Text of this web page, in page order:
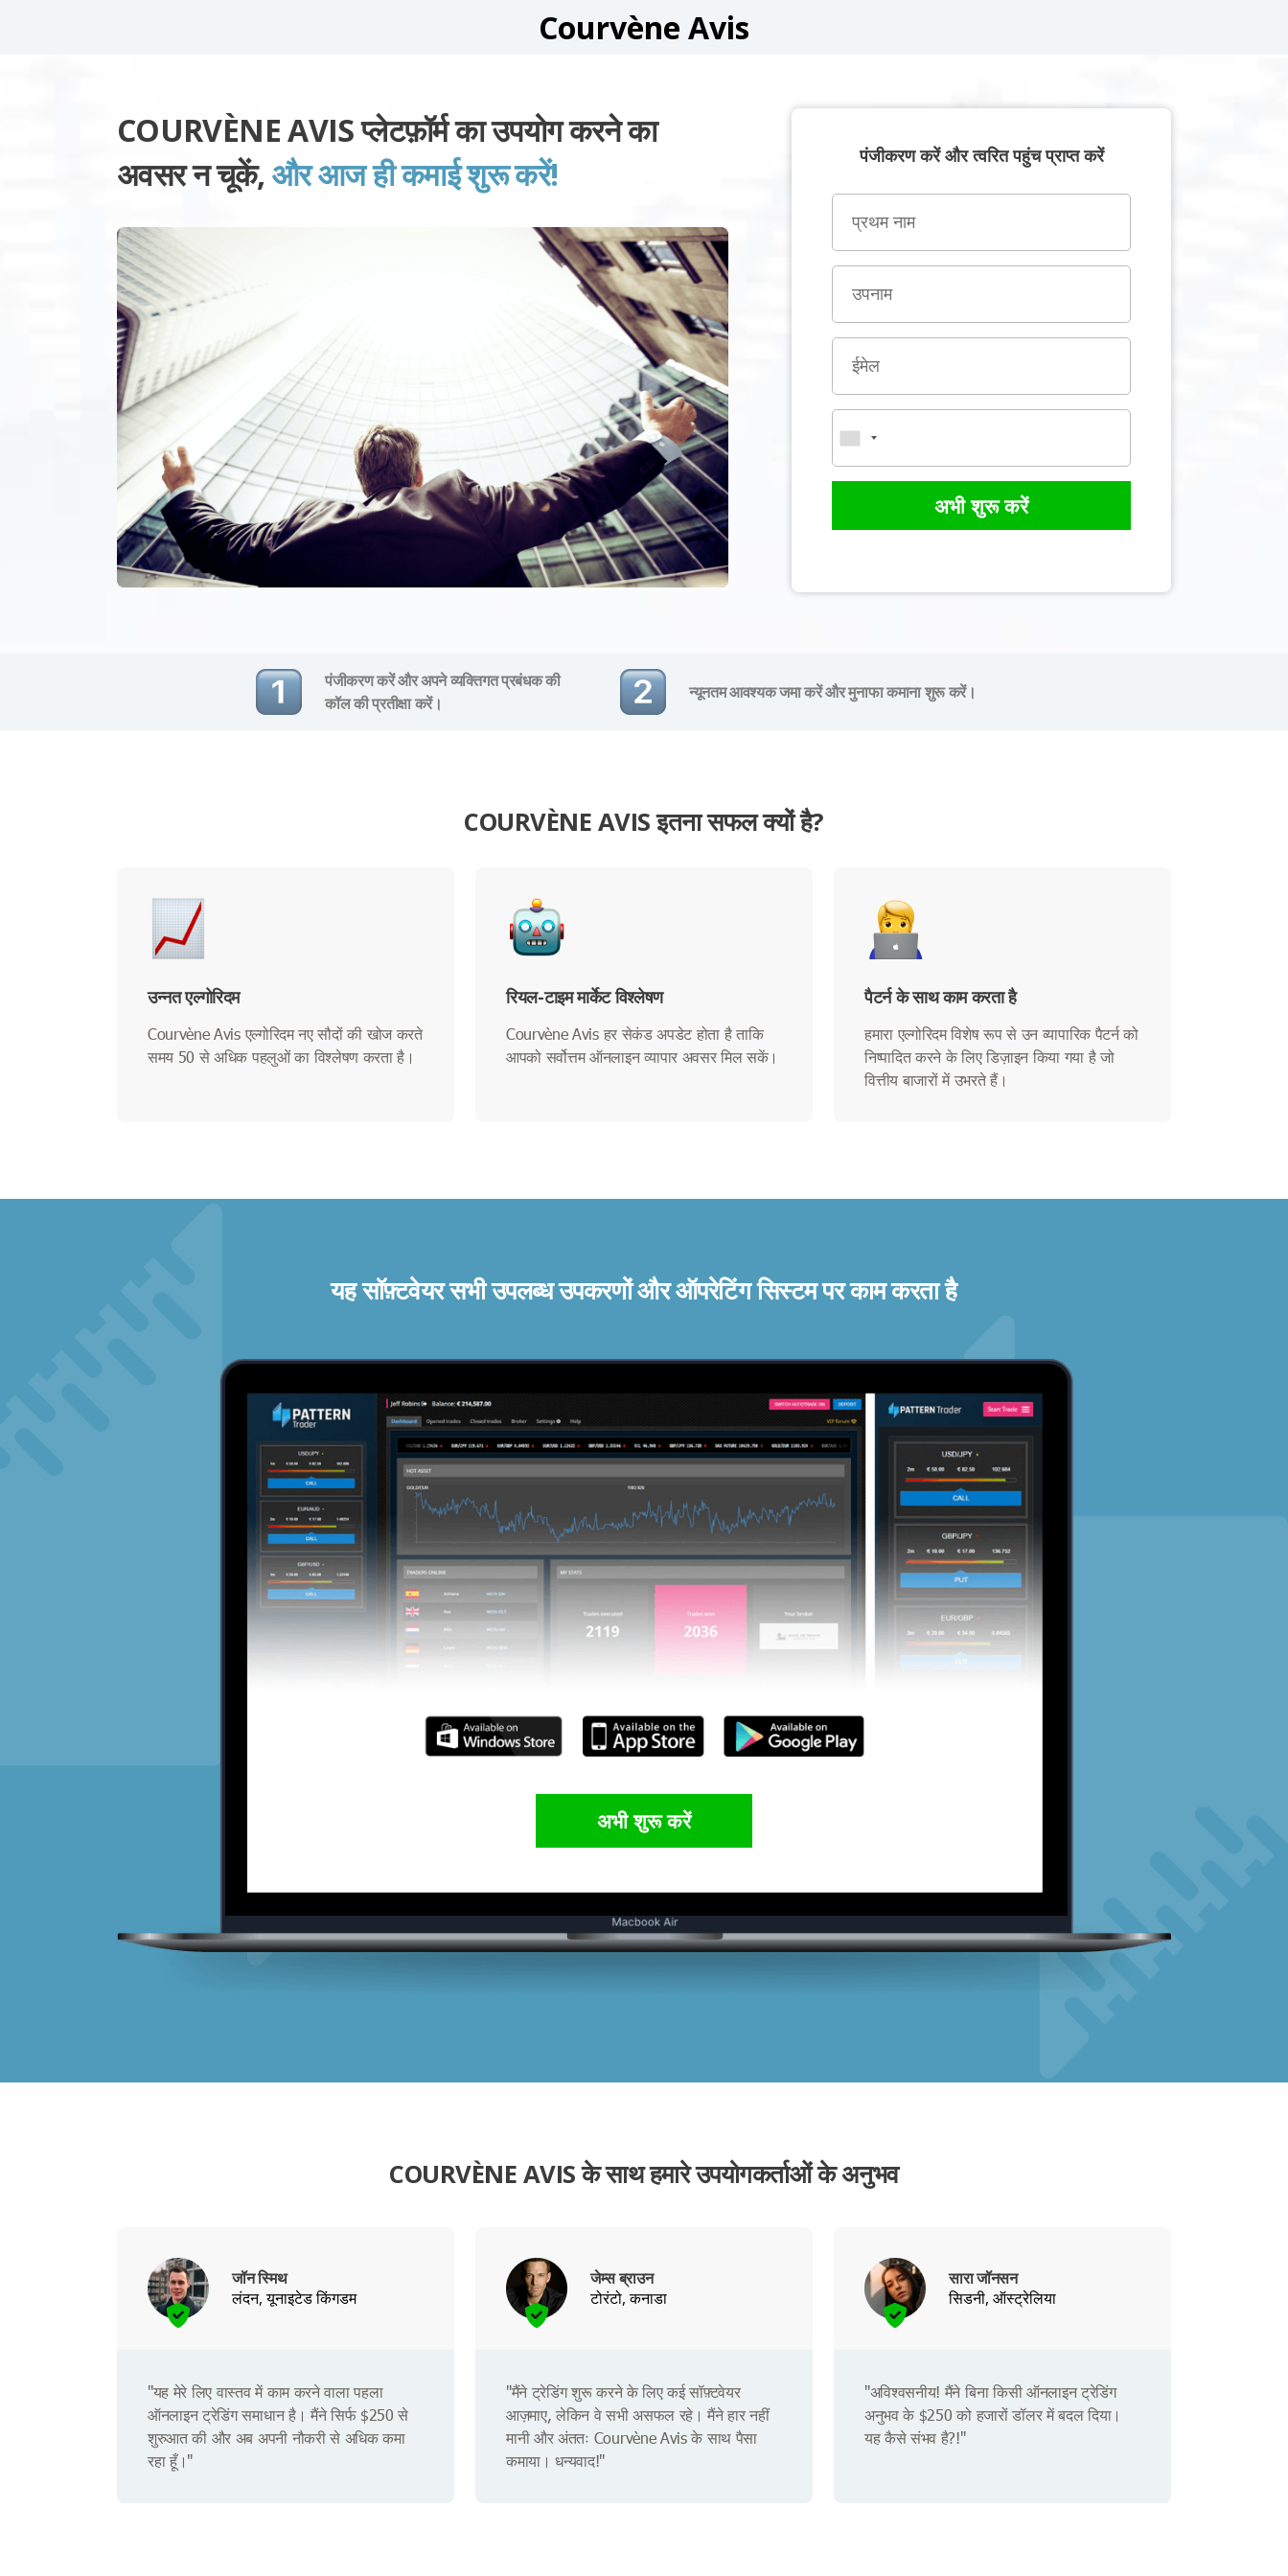
Courvène Avis
COURVÈNE AVIS प्लेटफ़ॉर्म का उपयोग करने का
अवसर न चूकें, और आज ही कमाई शुरू करें! पंजीकरण करें और त्वरित पहुंच प्राप्त करें
अभी शुरू करें
पंजीकरण करें और अपने व्यक्तिगत प्रबंधक की
कॉल की प्रतीक्षा करें।
न्यूनतम आवश्यक जमा करें और मुनाफा कमाना शुरू करें।
COURVÈNE AVIS इतना सफल क्यों है?
उन्नत एल्गोरिदम
Courvène Avis एल्गोरिदम नए सौदों की खोज करते
समय 50 से अधिक पहलुओं का विश्लेषण करता है।
रियल-टाइम मार्केट विश्लेषण
Courvène Avis हर सेकंड अपडेट होता है ताकि
आपको सर्वोत्तम ऑनलाइन व्यापार अवसर मिल सकें।
पैटर्न के साथ काम करता है
हमारा एल्गोरिदम विशेष रूप से उन व्यापारिक पैटर्न को
निष्पादित करने के लिए डिज़ाइन किया गया है जो
वित्तीय बाजारों में उभरते हैं।
यह सॉफ़्टवेयर सभी उपलब्ध उपकरणों और ऑपरेटिंग सिस्टम पर काम करता है
अभी शुरू करें
COURVÈNE AVIS के साथ हमारे उपयोगकर्ताओं के अनुभव
जॉन स्मिथ
लंदन, यूनाइटेड किंगडम
"यह मेरे लिए वास्तव में काम करने वाला पहला
ऑनलाइन ट्रेडिंग समाधान है। मैंने सिर्फ $250 से
शुरुआत की और अब अपनी नौकरी से अधिक कमा
रहा हूँ।"
जेम्स ब्राउन
टोरंटो, कनाडा
"मैंने ट्रेडिंग शुरू करने के लिए कई सॉफ़्टवेयर
आज़माए, लेकिन वे सभी असफल रहे। मैंने हार नहीं
मानी और अंततः Courvène Avis के साथ पैसा
कमाया। धन्यवाद!"
सारा जॉनसन
सिडनी, ऑस्ट्रेलिया
"अविश्वसनीय! मैंने बिना किसी ऑनलाइन ट्रेडिंग
अनुभव के $250 को हजारों डॉलर में बदल दिया।
यह कैसे संभव है?!"